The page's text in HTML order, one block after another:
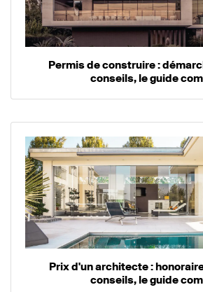
Permis de construire :
conseils, le guide
Prix d'un architecte :
conseils, le guide